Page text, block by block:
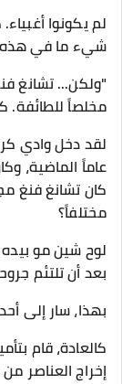
لم يكونوا
شيء ما في هذه
"ولكن... تشانغ
مخلصاً
لقد دخل وادي
عاماً الماضية،
كان تشانغ فنغ
مختلفاً؟
لوح شين مو بيده
بعد أن تلتئم
بهذا، سار إلى
كالعادة، قام
إخراج العناصر